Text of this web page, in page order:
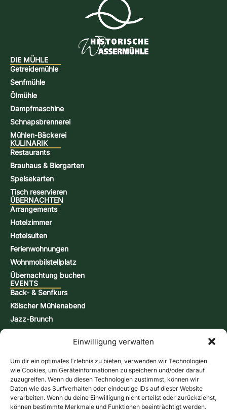
Einwilligung verwalten
Um dir ein optimales Erlebnis zu bieten, verwenden wir Technologien
wie Cookies, um Geräteinformationen zu speichern und/oder darauf
zuzugreifen. Wenn du diesen Technologien zustimmst, können wir
Daten wie das Surfverhalten oder eindeutige IDs auf dieser Website
verarbeiten. Wenn du deine Einwilligung nicht erteilst oder zurückziehst,
können bestimmte Merkmale und Funktionen beeinträchtigt werden.
DIE MÜHLE
Getreidemühle
Senfmühle
Ölmühle
Dampfmaschine
Schnapsbrennerei
Mühlen-Bäckerei
KULINARIK
Restaurants
Brauhaus & Biergarten
Speisekarten
Tisch reservieren
ÜBERNACHTEN
Arrangements
Hotelzimmer
Hotelsuiten
Ferienwohnungen
Wohnmobilstellplatz
Übernachtung buchen
EVENTS
Back- & Senfkurs
Kölscher Mühlenabend
Jazz-Brunch
Schnappsbrenn-Kurs
Aktionstage
KONTAKT & INFORMATIONEN
Kontaktformular
Öffnungszeiten
Anfahrt & Karte